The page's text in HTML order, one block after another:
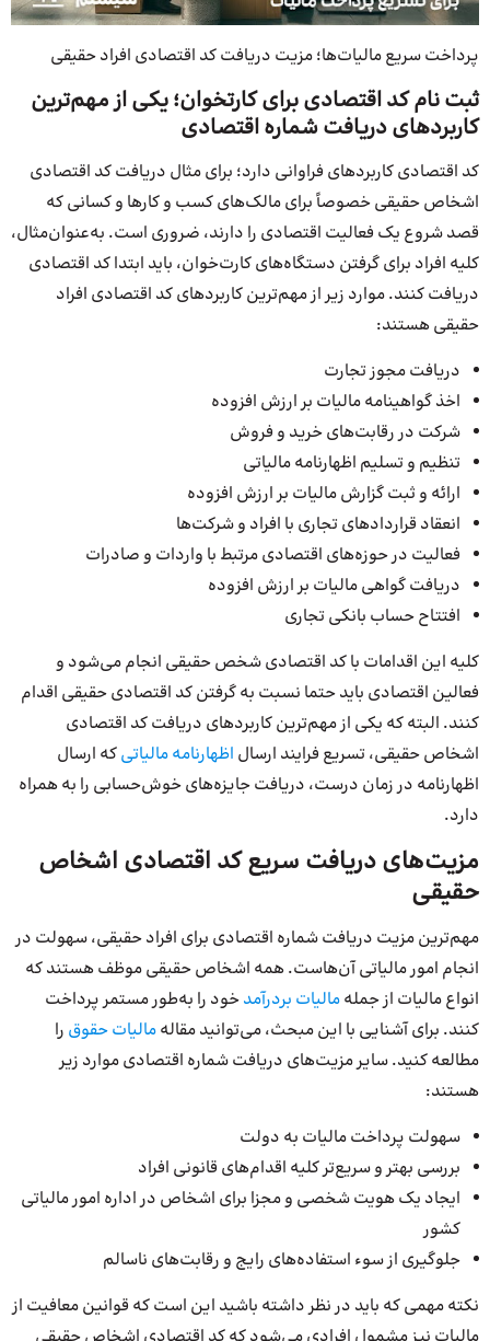
پرداخت سریع مالیات‌ها؛ مزیت دریافت کد اقتصادی افراد حقیقی
ثبت نام کد اقتصادی برای کارتخوان؛ یکی از مهم‌ترین
کاربردهای دریافت شماره اقتصادی
کد اقتصادی کاربردهای فراوانی دارد؛ برای مثال دریافت کد اقتصادی
اشخاص حقیقی خصوصاً برای مالک‌های کسب و کارها و کسانی که
قصد شروع یک فعالیت اقتصادی را دارند، ضروری است. به‌عنوان‌مثال،
کلیه افراد برای گرفتن دستگاه‌های کارت‌خوان، باید ابتدا کد اقتصادی
دریافت کنند. موارد زیر از مهم‌ترین کاربردهای کد اقتصادی افراد
حقیقی هستند:
دریافت مجوز تجارت
اخذ گواهینامه مالیات بر ارزش افزوده
شرکت در رقابت‌های خرید و فروش
تنظیم و تسلیم اظهارنامه مالیاتی
ارائه و ثبت گزارش مالیات بر ارزش افزوده
انعقاد قراردادهای تجاری با افراد و شرکت‌ها
فعالیت در حوزه‌های اقتصادی مرتبط با واردات و صادرات
دریافت گواهی مالیات بر ارزش افزوده
افتتاح حساب بانکی تجاری
کلیه این اقدامات با کد اقتصادی شخص حقیقی انجام می‌شود و
فعالین اقتصادی باید حتما نسبت به گرفتن کد اقتصادی حقیقی اقدام
کنند. البته که یکی از مهم‌ترین کاربردهای دریافت کد اقتصادی
اشخاص حقیقی، تسریع فرایند ارسال اظهارنامه مالیاتیکه ارسال
اظهارنامه در زمان درست، دریافت جایزه‌های خوش‌حسابی را به همراه
دارد.
مزیت‌های دریافت سریع کد اقتصادی اشخاص
حقیقی
مهم‌ترین مزیت دریافت شماره اقتصادی برای افراد حقیقی، سهولت در
انجام امور مالیاتی آن‌هاست. همه اشخاص حقیقی موظف هستند که
انواع مالیات از جملهمالیات بردرآمدخود را به‌طور مستمر پرداخت
کنند. برای آشنایی با این مبحث،‌ می‌توانید مقالهمالیاتحقوق را
مطالعه کنید. سایر مزیت‌های دریافت شماره اقتصادی موارد زیر
هستند:
سهولت پرداخت مالیات به دولت
بررسی بهتر و سریع‌تر کلیه اقدام‌های قانونی افراد
ایجاد یک هویت شخصی و مجزا برای اشخاص در اداره امور مالیاتی
کشور
جلوگیری از سوء استفاده‌های رایج و رقابت‌های ناسالم
نکته مهمی که باید در نظر داشته باشید این است که قوانین معافیت از